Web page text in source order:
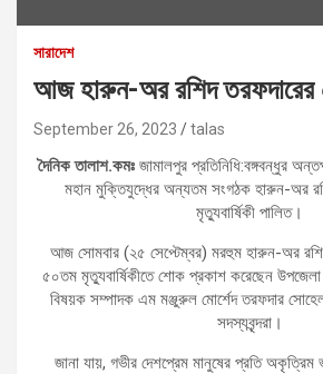
সারাদেশ
আজ হারুন-অর রশিদ তরফদারের
September 26, 2023 talas
দৈনিক তালাশ.কমঃ জামালপুর প্রতিনিধি:বঙ্গবন্ধুর
মহান মুক্তিযুদ্ধের অন্যতম সংগঠক হারুন-অর
মৃত্যুবার্ষিকী পালিত।
আজ সোমবার (২৫ সেপ্টেম্বর) মরহুম হারুন-অর রশিদ
৫০তম মৃত্যুবার্ষিকীতে শোক প্রকাশ করেছেন
বিষয়ক সম্পাদক এম মঞ্জুরুল মোর্শেদ তরফদার
সদস্যবৃন্দরা।
জানা যায়, গভীর দেশপ্রেম মানুষের প্রতি অকৃত্রিম